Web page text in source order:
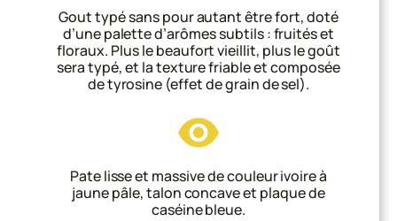
Gout typé sans pour autant être fort, doté
d’une palette d’arômes subtils : fruités et
floraux. Plus le beaufort vieillit, plus le goût
sera typé, et la texture friable et composée
de tyrosine (effet de grain de sel).
Pate lisse et massive de couleur ivoire à
jaune pâle, talon concave et plaque de
caséine bleue.